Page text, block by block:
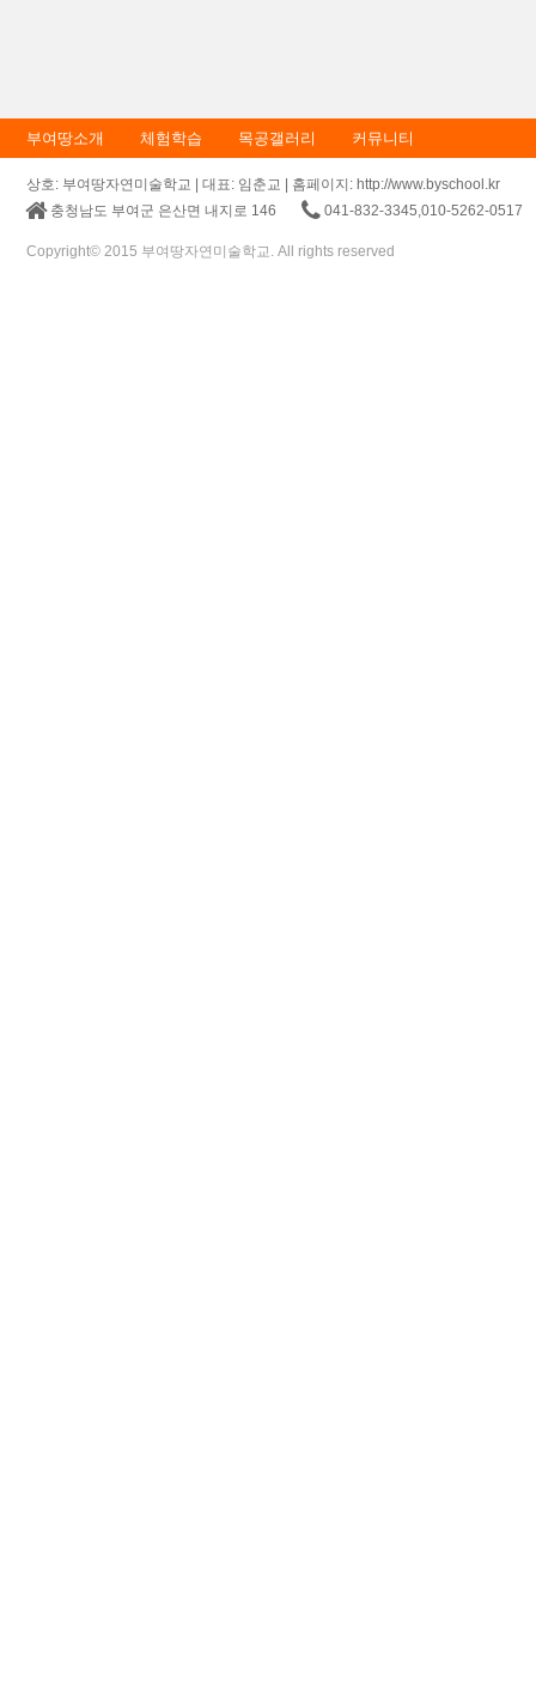
부여땅소개 체험학습 목공갤러리 커뮤니티
상호: 부여땅자연미술학교 | 대표: 임춘교 | 홈페이지: http://www.byschool.kr
충청남도 부여군 은산면 내지로 146
041-832-3345,010-5262-0517
Copyright© 2015 부여땅자연미술학교. All rights reserved